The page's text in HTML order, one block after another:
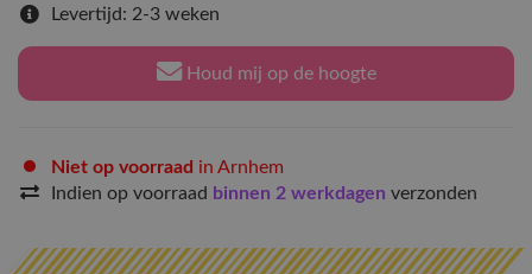
Levertijd: 2-3 weken
Houd mij op de hoogte
Niet op voorraad in Arnhem
Indien op voorraad binnen 2 werkdagen verzonden